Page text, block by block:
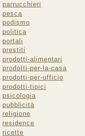
parrucchieri
pesca
podismo
politica
portali
prestiti
prodotti-alimentari
prodotti-per-la-casa
prodotti-per-ufficio
prodotti-tipici
psicologia
pubblicità
religione
residence
ricette